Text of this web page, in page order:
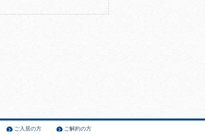
ご入居の方 ご解約の方